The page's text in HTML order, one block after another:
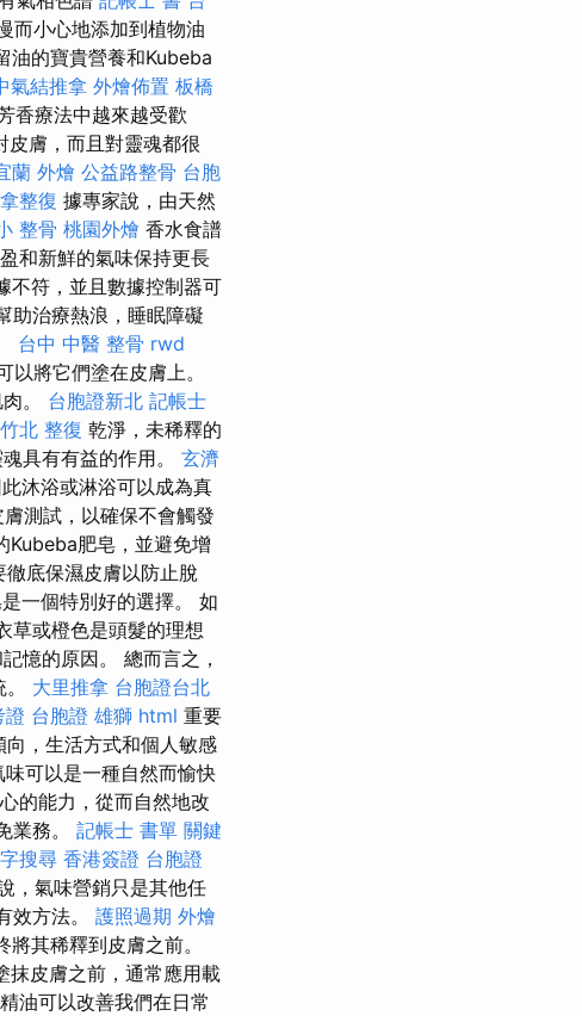
而小心地添加到植物油
油的寶貴營養和Kubeba
氣結推拿 外燴佈置 板橋
香療法中越來越受歡
皮膚，而且對靈魂都很
蘭 外燴 公益路整骨 台胞
整復 據專家說，由天然
整骨 桃園外燴 香水食譜
和新鮮的氣味保持更長
不符，並且數據控制器可
助治療熱浪，睡眠障礙
台中 中醫 整骨 rwd
將它們塗在皮膚上。
。 台胞證新北 記帳士
竹北 整復 乾淨，未稀釋的
具有有益的作用。 玄濟
沐浴或淋浴可以成為真
測試，以確保不會觸發
Kubeba肥皂，並避免增
底保濕皮膚以防止脫
一個特別好的選擇。 如
草或橙色是頭髮的理想
憶的原因。 總而言之，
大里推拿 台胞證台北
證 台胞證 雄獅 html 重要
向，生活方式和個人敏感
可以是一種自然而愉快
的能力，從而自然地改
業務。 記帳士 書單 關鍵
搜尋 香港簽證 台胞證
，氣味營銷只是其他任
效方法。 護照過期 外燴
其稀釋到皮膚之前。
抹皮膚之前，通常應用載
油可以改善我們在日常